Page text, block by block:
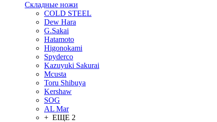
Складные ножи
COLD STEEL
Dew Hara
G.Sakai
Hatamoto
Higonokami
Spyderco
Kazuyuki Sakurai
Mcusta
Toru Shibuya
Kershaw
SOG
AL Mar
+ ЕЩЕ 2